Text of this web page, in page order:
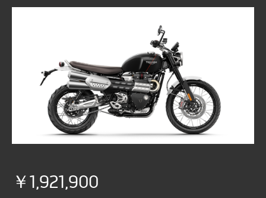
￥1,921,900